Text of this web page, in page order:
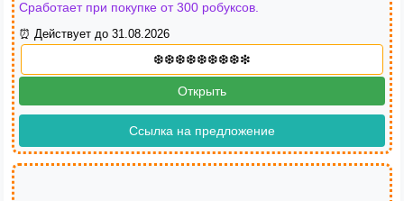
Сработает при покупке от 300 робуксов.
⏰ Действует до 31.08.2026
Открыть
Ссылка на предложение